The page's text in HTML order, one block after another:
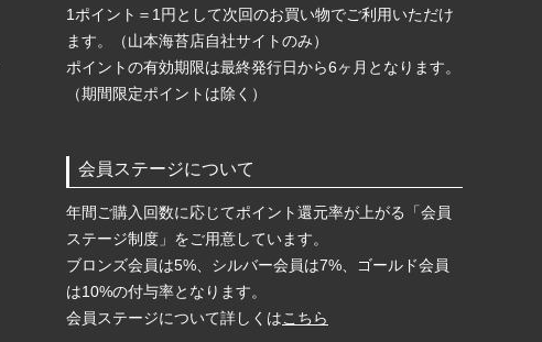
1ポイント＝1円として次回のお買い物でご利用いただけ
ます。（山本海苔店自社サイトのみ）
ポイントの有効期限は最終発行日から6ヶ月となります。
（期間限定ポイントは除く）
会員ステージについて
年間ご購入回数に応じてポイント還元率が上がる「会員
ステージ制度」をご用意しています。
ブロンズ会員は5%、シルバー会員は7%、ゴールド会員
は10%の付与率となります。
会員ステージについて詳しくはこちら